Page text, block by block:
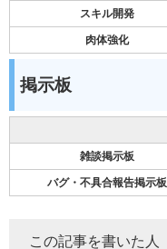
スキル開発
肉体強化
掲示板
雑談掲示板
バグ・不具合報告掲示板
この記事を書いた人